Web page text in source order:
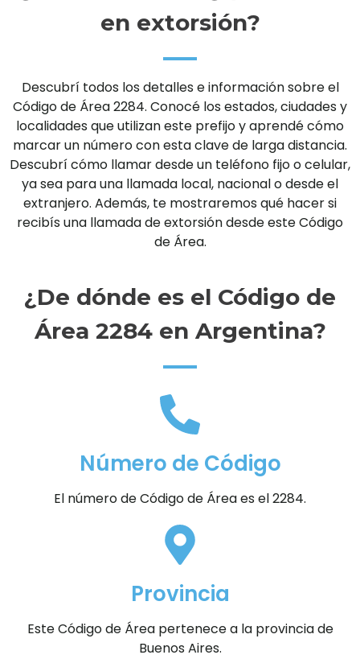
en extorsión?
Descubrí todos los detalles e información sobre el
Código de Área 2284. Conocé los estados, ciudades y
localidades que utilizan este prefijo y aprendé cómo
marcar un número con esta clave de larga distancia.
Descubrí cómo llamar desde un teléfono fijo o celular,
ya sea para una llamada local, nacional o desde el
extranjero. Además, te mostraremos qué hacer si
recibís una llamada de extorsión desde este Código
de Área.
¿De dónde es el Código de
Área 2284 en Argentina?
Número de Código
El número de Código de Área es el 2284.
Provincia
Este Código de Área pertenece a la provincia de
Buenos Aires.